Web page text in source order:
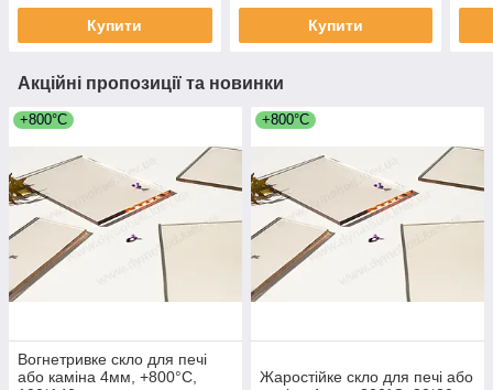
Купити Купити
Акційні пропозиції та новинки
+800°C
Вогнетривке скло для печі
або каміна 4мм, +800°С,
+800°C
Жаростійке скло для печі або